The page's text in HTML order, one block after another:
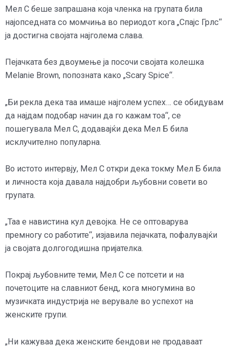
Мел С беше запрашана која членка на групата била
најопседната со момчиња во периодот кога „Спајс Грлс“
ја достигна својата најголема слава.
Пејачката без двоумење ја посочи својата колешка
Melanie Brown, попозната како „Scary Spice“.
„Би рекла дека таа имаше најголем успех… се обидувам
да најдам подобар начин да го кажам тоа“, се
пошегувала Мел С, додавајќи дека Мел Б била
исклучително популарна.
Во истото интервју, Мел С откри дека токму Мел Б била
и личноста која давала најдобри љубовни совети во
групата.
„Таа е навистина кул девојка. Не се оптоварува
премногу со работите“, изјавила пејачката, пофалувајќи
ја својата долгогодишна пријателка.
Покрај љубовните теми, Мел С се потсети и на
почетоците на славниот бенд, кога многумина во
музичката индустрија не верувале во успехот на
женските групи.
„Ни кажуваа дека женските бендови не продаваат